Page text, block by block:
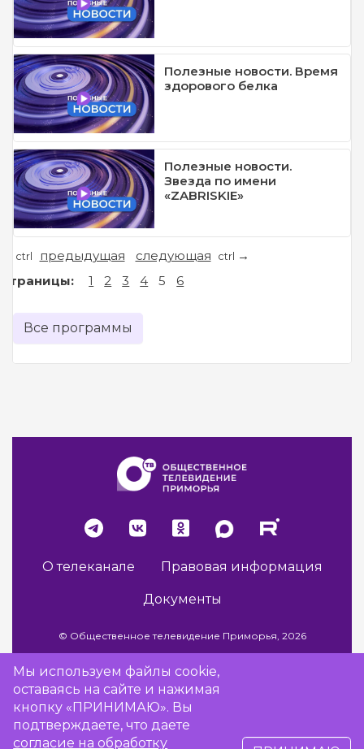
Полезные новости. Время
здорового белка
Полезные новости.
Звезда по имени
«ZABRISKIE»
ctrl предыдущая следующая ctrl →
Страницы: 1 2 3 4 5 6
Все программы
О телеканале Правовая информация
Документы
© Общественное телевидение Приморья, 2026
Разработка сайта -Vladweb
Мы используем файлы cookie,
оставаясь на сайте и нажимая
кнопку «ПРИНИМАЮ». Вы
подтверждаете, что даете
согласие на обработку